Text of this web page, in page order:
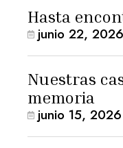
Hasta
junio 22, 2026
Nuestras
memoria
junio 15, 2026